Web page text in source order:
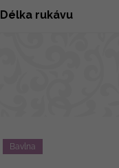
Bavlna
Délka rukávu